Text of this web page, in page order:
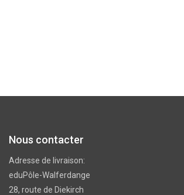
Nous contacter
Adresse de livraison:
eduPôle-Walferdange
28, route de Diekirch